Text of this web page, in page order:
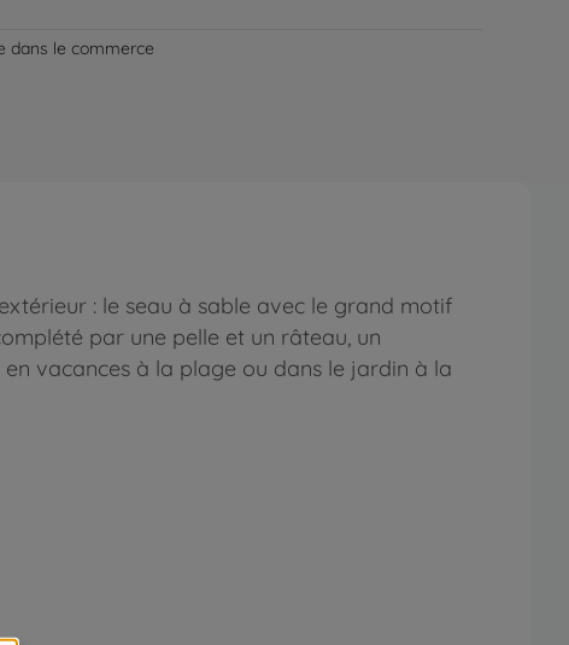
dans le commerce
: le seau à sable avec le grand motif
par une pelle et un râteau, un
vacances à la plage ou dans le jardin à la